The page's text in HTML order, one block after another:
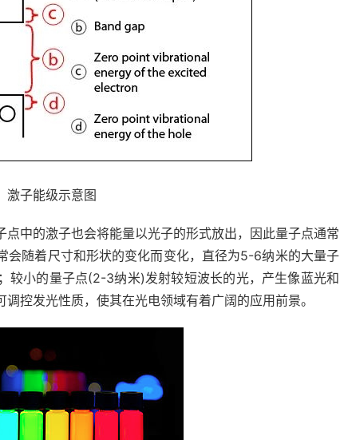
激子能级示意图
中的激子也会将能量以光子的形式放出，因此量子点通常
会随着尺寸和形状的变化而变化，直径为5-6纳米的大量子
较小的量子点(2-3纳米)发射较短波长的光，产生像蓝光和
控发光性质，使其在光电领域有着广阔的应用前景。